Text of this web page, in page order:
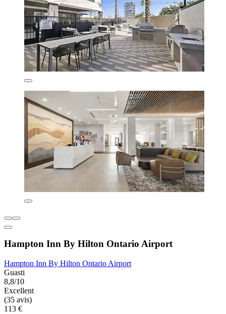
Hampton Inn By Hilton Ontario Airport
Hampton Inn By Hilton Ontario Airport
Guasti
8,8/10
Excellent
(35 avis)
113 €